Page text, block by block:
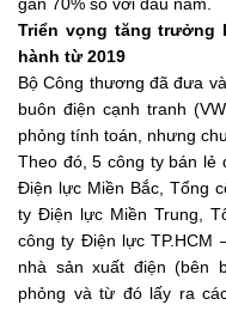
gần 70% so với đầu năm.
Triển vọng tăng trưởng
hành từ 2019
Bộ Công thương đã đưa
buôn điện cạnh tranh
phỏng tính toán, nhưng
Theo đó, 5 công ty bán lẻ
Điện lực Miền Bắc, Tổng
ty Điện lực Miền Trung,
công ty Điện lực TP.HCM
nhà sản xuất điện (bên
phỏng và từ đó lấy ra